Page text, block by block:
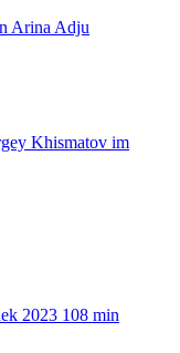
Arina Adju
Khismatov im
2023 108 min